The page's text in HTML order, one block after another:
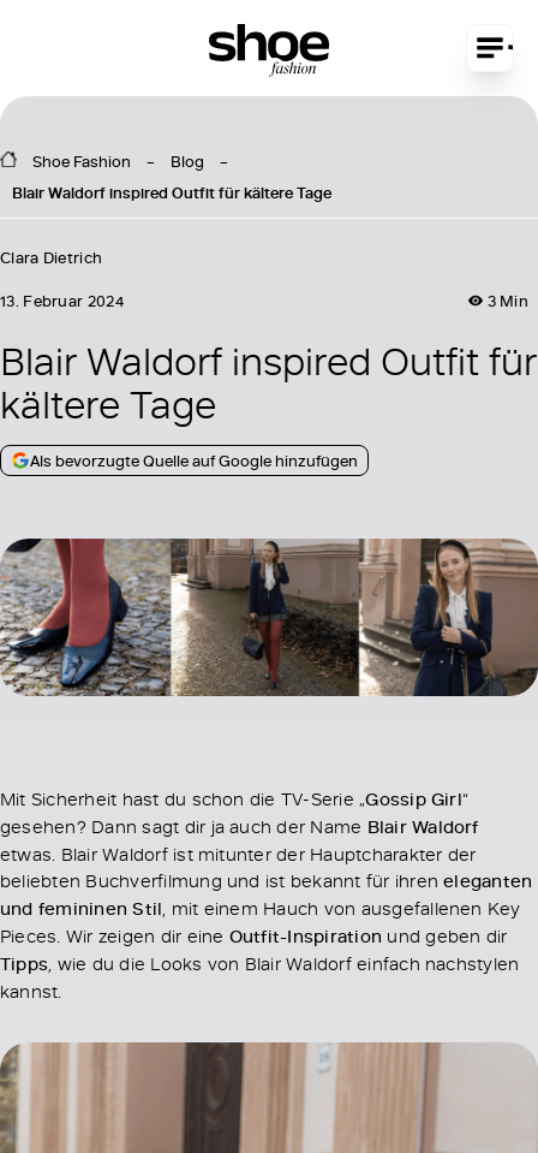
Shoe Fashion
Blog
Blair Waldorf inspired Outfit für kältere Tage
Clara Dietrich
3 Min
13. Februar 2024
Blair Waldorf inspired Outfit für
kältere Tage
Als bevorzugte Quelle auf Google hinzufügen
Mit Sicherheit hast du schon die TV-Serie „Gossip Girl“
gesehen? Dann sagt dir ja auch der Name Blair Waldorf
etwas. Blair Waldorf ist mitunter der Hauptcharakter der
beliebten Buchverfilmung und ist bekannt für ihreneleganten
und femininen Stil , mit einem Hauch von ausgefallenen Key
Pieces. Wir zeigen dir eine Outfit-Inspiration und geben dir
Tipps , wie du die Looks von Blair Waldorf einfach nachstylen
kannst.